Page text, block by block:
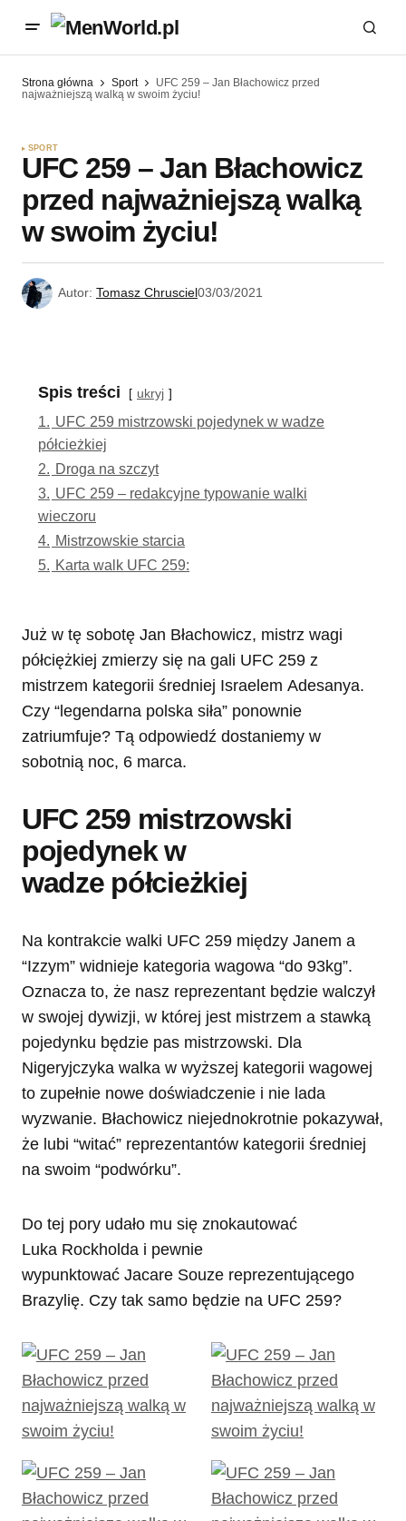
Strona główna Sport
UFC 259 – Jan Błachowicz przed
najważniejszą walką w swoim życiu!
SPORT
UFC 259 – Jan Błachowicz
przed najważniejszą walką
w swoim życiu!
Autor: Tomasz Chrusciel03/03/2021
Spis treści ukryj
1. UFC 259 mistrzowski pojedynek w wadze
półcieżkiej
2. Droga na szczyt
3. UFC 259 – redakcyjne typowanie walki
wieczoru
4. Mistrzowskie starcia
5. Karta walk UFC 259:
Już w tę sobotę Jan Błachowicz, mistrz wagi
półciężkiej zmierzy się na gali UFC 259 z
mistrzem kategorii średniej Israelem Adesanya.
Czy “legendarna polska siła” ponownie
zatriumfuje? Tą odpowiedź dostaniemy w
sobotnią noc, 6 marca.
UFC 259 mistrzowski
pojedynek w
wadze półcieżkiej
Na kontrakcie walki UFC 259 między Janem a
“Izzym” widnieje kategoria wagowa “do 93kg”.
Oznacza to, że nasz reprezentant będzie walczył
w swojej dywizji, w której jest mistrzem a stawką
pojedynku będzie pas mistrzowski. Dla
Nigeryjczyka walka w wyższej kategorii wagowej
to zupełnie nowe doświadczenie i nie lada
wyzwanie. Błachowicz niejednokrotnie pokazywał,
że lubi “witać” reprezentantów kategorii średniej
na swoim “podwórku”.
Do tej pory udało mu się znokautować
Luka Rockholda i pewnie
wypunktować Jacare Souze reprezentującego
Brazylię. Czy tak samo będzie na UFC 259?